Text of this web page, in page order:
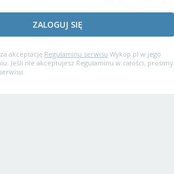
ZALOGUJ SIĘ
akceptację Regulaminu serwisu Wykop.pl w jego
Jeśli nie akceptujesz Regulaminu w całości, prosimy